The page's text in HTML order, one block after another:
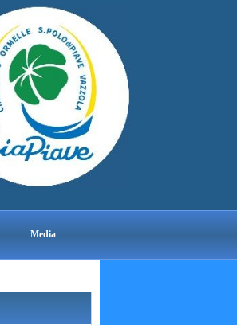
Media